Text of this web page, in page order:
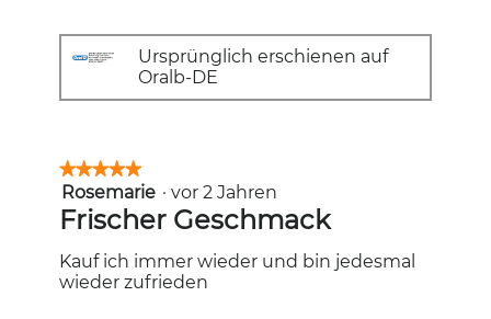
Ursprünglich erschienen auf
Oralb-DE
★★★★★
★★★★★
5
von
5
Sternen.
Rosemarie · vor 2 Jahren
Frischer Geschmack
Kauf ich immer wieder und bin jedesmal
wieder zufrieden